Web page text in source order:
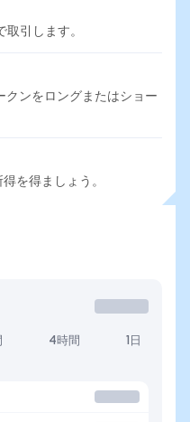
取引します。
ンをロングまたはショー
を得ましょう。
4時間 1日